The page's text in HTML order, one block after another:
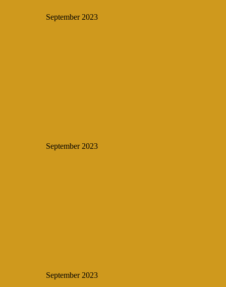
September 2023
September 2023
September 2023